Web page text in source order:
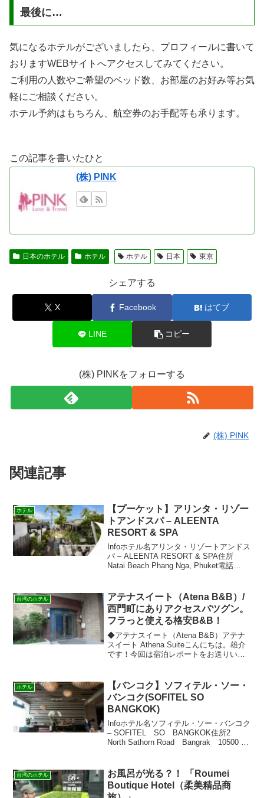
最後に…
気になるホテルがございましたら、プロフィールに書いて
おりますWEBサイトへアクセスしてみてください。
ご利用の人数やご希望のベッド数、お部屋のお好み等お気
軽にご相談ください。
ホテル予約はもちろん、航空券のお手配等も承ります。
この記事を書いたひと
(株) PINK
日本のホテル ホテル ホテル 日本 東京
シェアする
X Facebook はてブ
LINE コピー
(株) PINKをフォローする
(株) PINK
関連記事
ホテル
【プーケット】アリンタ・リゾー
トアンドスパ – ALEENTA
RESORT & SPA
Infoホテル名アリンタ・リゾートアンドス
パ – ALEENTA RESORT & SPA住所
Natai Beach Phang Nga, Phuket電話
台湾のホテル
アテナスイート（Atena B&B）/
西門町にありアクセスバツグン。
フラっと使える格安B&B！
◆アテナスイート（Atena B&B）アテナ
スイート Athena Suiteこんにちは。雄介
です！今回は宿泊レポートをお送りいた
い。アクセス台北市万華区昆明街46号...
ホテル
【バンコク】ソフィテル・ソー・
バンコク(SOFITEL SO
BANGKOK)
Infoホテル名ソフィテル・ソー・バンコク
– SOFITEL SO BANGKOK住所2
North Sathorn Road Bangrak 10500 –
台湾のホテル
お風呂が光る？！ 「Roumei
Boutique Hotel（柔美精品商